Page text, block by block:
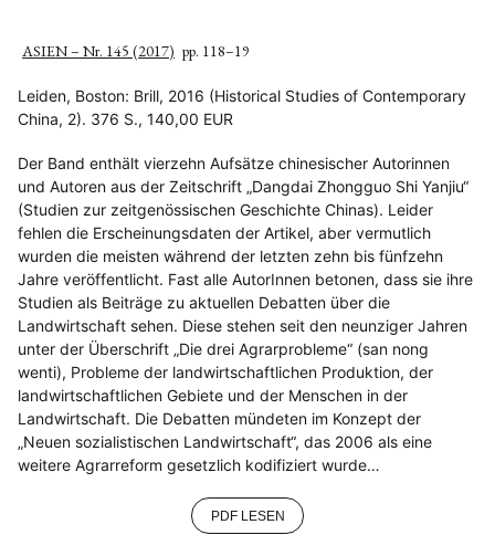
ASIEN – Nr. 145 (2017) pp. 118–19
Leiden, Boston: Brill, 2016 (Historical Studies of Contemporary
China, 2). 376 S., 140,00 EUR
Der Band enthält vierzehn Aufsätze chinesischer Autorinnen
und Autoren aus der Zeitschrift „Dangdai Zhongguo Shi Yanjiu“
(Studien zur zeitgenössischen Geschichte Chinas). Leider
fehlen die Erscheinungsdaten der Artikel, aber vermutlich
wurden die meisten während der letzten zehn bis fünfzehn
Jahre veröffentlicht. Fast alle AutorInnen betonen, dass sie ihre
Studien als Beiträge zu aktuellen Debatten über die
Landwirtschaft sehen. Diese stehen seit den neunziger Jahren
unter der Überschrift „Die drei Agrarprobleme“ (san nong
wenti), Probleme der landwirtschaftlichen Produktion, der
landwirtschaftlichen Gebiete und der Menschen in der
Landwirtschaft. Die Debatten mündeten im Konzept der
„Neuen sozialistischen Landwirtschaft“, das 2006 als eine
weitere Agrarreform gesetzlich kodifiziert wurde…
PDF LESEN